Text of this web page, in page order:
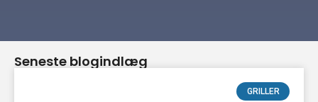
Seneste blogindlæg
GRILLER